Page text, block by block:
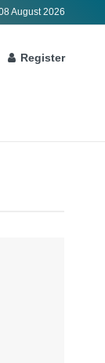
August 2026
Register